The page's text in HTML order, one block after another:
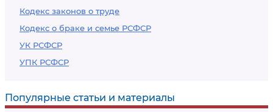
Кодекс законов о труде
Кодекс о браке и семье РСФСР
УК РСФСР
УПК РСФСР
Популярные статьи и материалы